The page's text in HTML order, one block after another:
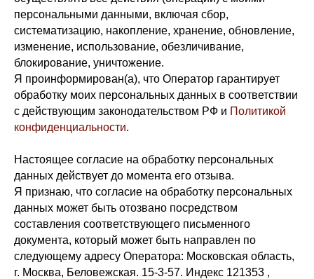
персональными данными, включая сбор,
систематизацию, накопление, хранение, обновление,
изменение, использование, обезличивание,
блокирование, уничтожение.
Я проинформирован(а), что Оператор гарантирует
обработку моих персональных данных в соответствии
с действующим законодательством РФ и Политикой
конфиденциальности.
Настоящее согласие на обработку персональных
данных действует до момента его отзыва.
Я признаю, что согласие на обработку персональных
данных может быть отозвано посредством
составления соответствующего письменного
документа, который может быть направлен по
следующему адресу Оператора: Московская область,
г. Москва, Беловежская. 15-3-57. Индекс 121353 ,